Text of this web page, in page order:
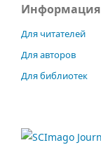
Информация
Для читателей
Для авторов
Для библиотек